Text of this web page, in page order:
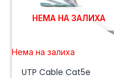
НЕМА НА ЗАЛИХА
Нема на залиха
UTP Cable Cat5e